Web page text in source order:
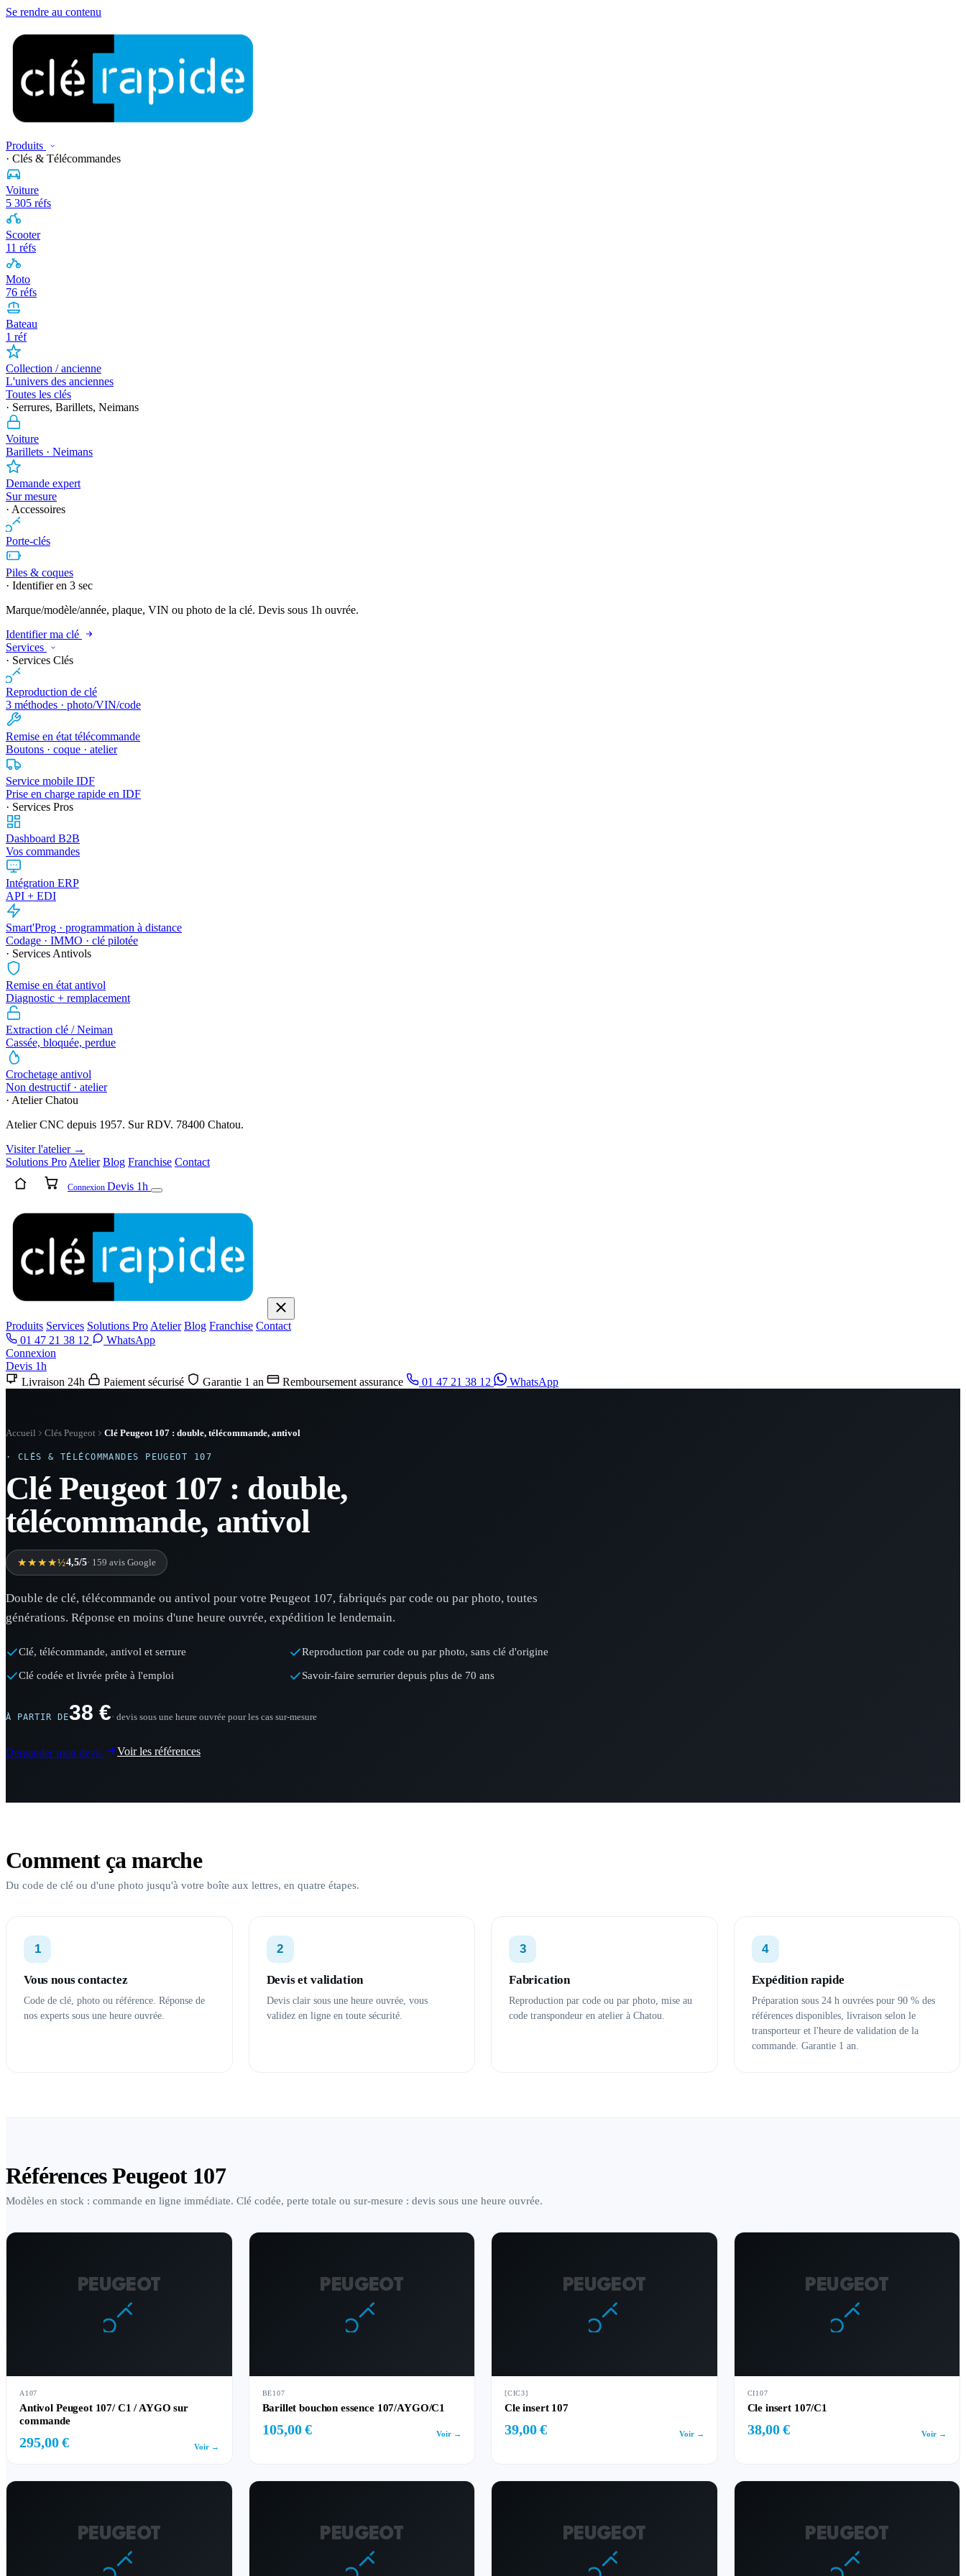
Se rendre au contenu
Produits
· Clés & Télécommandes
Voiture
5 305 réfs
Scooter
11 réfs
Moto
76 réfs
Bateau
1 réf
Collection / ancienne
L'univers des anciennes
Toutes les clés
· Serrures, Barillets, Neimans
Voiture
Barillets · Neimans
Demande expert
Sur mesure
· Accessoires
Porte-clés
Piles & coques
· Identifier en 3 sec
Marque/modèle/année, plaque, VIN ou photo de la clé. Devis sous 1h ouvrée.
Identifier ma clé
Services
· Services Clés
Reproduction de clé
3 méthodes · photo/VIN/code
Remise en état télécommande
Boutons · coque · atelier
Service mobile IDF
Prise en charge rapide en IDF
· Services Pros
Dashboard B2B
Vos commandes
Intégration ERP
API + EDI
Smart'Prog · programmation à distance
Codage · IMMO · clé pilotée
· Services Antivols
Remise en état antivol
Diagnostic + remplacement
Extraction clé / Neiman
Cassée, bloquée, perdue
Crochetage antivol
Non destructif · atelier
· Atelier Chatou
Atelier CNC depuis 1957. Sur RDV. 78400 Chatou.
Visiter l'atelier →
Solutions Pro Atelier Blog Franchise Contact
Connexion Devis 1h
Produits Services Solutions Pro Atelier Blog Franchise Contact
01 47 21 38 12
WhatsApp
Connexion
Devis 1h
Livraison 24h
Paiement sécurisé Garantie 1 an Remboursement assurance 01 47 21 38 12 WhatsApp
Accueil Clés Peugeot Clé Peugeot 107 : double, télécommande, antivol
· CLÉS & TÉLÉCOMMANDES PEUGEOT 107
Clé Peugeot 107 : double,
télécommande, antivol
★★★★½4,5/5· 159 avis Google
Double de clé, télécommande ou antivol pour votre Peugeot 107, fabriqués par code ou par photo, toutes
générations. Réponse en moins d'une heure ouvrée, expédition le lendemain.
Clé, télécommande, antivol et serrure Reproduction par code ou par photo, sans clé d'origine
Clé codée et livrée prête à l'emploi Savoir-faire serrurier depuis plus de 70 ans
À PARTIR DE38 €· devis sous une heure ouvrée pour les cas sur-mesure
Demander mon devis Voir les références
Comment ça marche
Du code de clé ou d'une photo jusqu'à votre boîte aux lettres, en quatre étapes.
1
Vous nous contactez
Code de clé, photo ou référence. Réponse de
nos experts sous une heure ouvrée.
2
Devis et validation
Devis clair sous une heure ouvrée, vous
validez en ligne en toute sécurité.
3
Fabrication
Reproduction par code ou par photo, mise au
code transpondeur en atelier à Chatou.
4
Expédition rapide
Préparation sous 24 h ouvrées pour 90 % des
références disponibles, livraison selon le
transporteur et l'heure de validation de la
commande. Garantie 1 an.
Références Peugeot 107
Modèles en stock : commande en ligne immédiate. Clé codée, perte totale ou sur-mesure : devis sous une heure ouvrée.
PEUGEOT
A107
Antivol Peugeot 107/ C1 / AYGO sur
commande
295,00 € Voir →
PEUGEOT
BE107
Barillet bouchon essence 107/AYGO/C1
105,00 € Voir →
PEUGEOT
[CIC3]
Cle insert 107
39,00 € Voir →
PEUGEOT
CI107
Cle insert 107/C1
38,00 € Voir →
PEUGEOT PEUGEOT PEUGEOT PEUGEOT